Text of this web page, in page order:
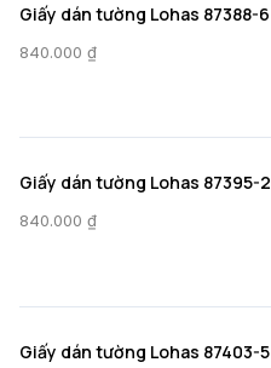
Giấy dán tường Lohas 87388-6
840.000 ₫
Giấy dán tường Lohas 87395-2
840.000 ₫
Giấy dán tường Lohas 87403-5